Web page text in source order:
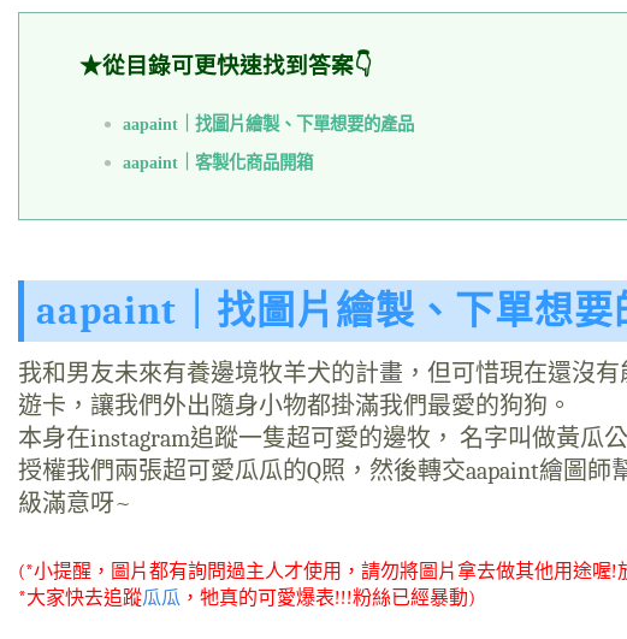
★從目錄可更快速找到答案👇
aapaint｜找圖片繪製、下單想要的產品
aapaint｜客製化商品開箱
aapaint｜找圖片繪製、下單想要
我和男友未來有養邊境牧羊犬的計畫，但可惜現在還沒
遊卡，讓我們外出隨身小物都掛滿我們最愛的狗狗。
本身在instagram追蹤一隻超可愛的邊牧， 名字叫做黃瓜
授權我們兩張超可愛瓜瓜的Q照，然後轉交aapaint繪圖
級滿意呀~
(*小提醒，圖片都有詢問過主人才使用，請勿將圖片拿去做其他用途喔!
*大家快去追蹤瓜瓜 ，牠真的可愛爆表!!!粉絲已經暴動)